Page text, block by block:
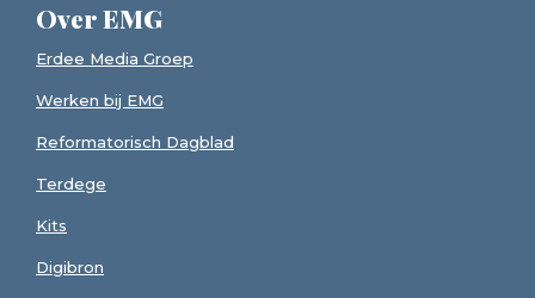
Over EMG
Erdee Media Groep
Werken bij EMG
Reformatorisch Dagblad
Terdege
Kits
Digibron